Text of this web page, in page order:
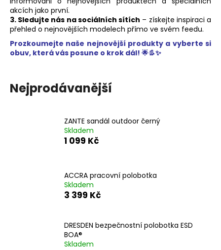
akcích jako první.
3. Sledujte nás na sociálních sítích – získejte inspiraci a
přehled o nejnovějších modelech přímo ve svém feedu.
Prozkoumejte naše nejnovější produkty a vyberte si
obuv, která vás posune o krok dál! 🌟👢✨
Nejprodávanější
ZANTE sandál outdoor černý
Skladem
1 099 Kč
ACCRA pracovní polobotka
Skladem
3 399 Kč
DRESDEN bezpečnostní polobotka ESD
BOA®
Skladem
r
u
č
u
j
e